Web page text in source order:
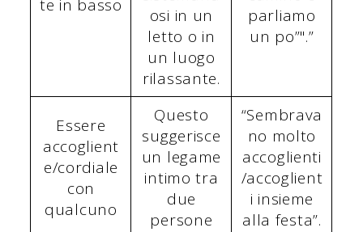
te in basso
osi in un
letto o in
un luogo
rilassante.
parliamo
un po”".”
Essere
accoglient
e/cordiale
con
qualcuno
Questo
suggerisce
un legame
intimo tra
due
persone
“Sembrava
no molto
accoglienti
/accoglient
i insieme
alla festa”.